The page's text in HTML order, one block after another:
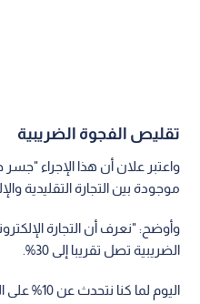
تقليص الفجوة الضريبية
واعتبر علان أن هذا الإجراء
موجودة بين التجارة التقليدية
وأوضح: "نعرف أن التجارة
الضريبية تصل تقريبا إلى 30%.
اليوم لما كنا نتحدث عن 10% على الطرود، كانت الفجوة 20%".